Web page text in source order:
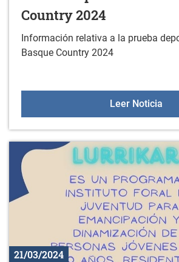
Country 2024
Información relativa a la prueba
Basque Country 2024
Leer Noticia
21/03/2024